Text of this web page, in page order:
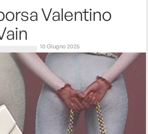
Valentino
10 Giugno 2025